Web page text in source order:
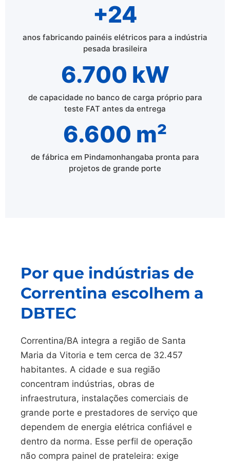
+24
anos fabricando painéis elétricos para a indústria
pesada brasileira
6.700 kW
de capacidade no banco de carga próprio para
teste FAT antes da entrega
6.600 m²
de fábrica em Pindamonhangaba pronta para
projetos de grande porte
Por que indústrias de
Correntina escolhem a
DBTEC
Correntina/BA integra a região de Santa
Maria da Vitoria e tem cerca de 32.457
habitantes. A cidade e sua região
concentram indústrias, obras de
infraestrutura, instalações comerciais de
grande porte e prestadores de serviço que
dependem de energia elétrica confiável e
dentro da norma. Esse perfil de operação
não compra painel de prateleira: exige